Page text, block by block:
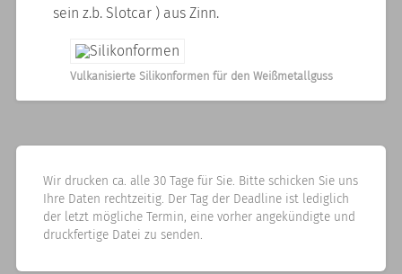
sein z.b. Slotcar ) aus Zinn.
Vulkanisierte Silikonformen für den Weißmetallguss
Wir drucken ca. alle 30 Tage für Sie. Bitte schicken Sie uns
Ihre Daten rechtzeitig. Der Tag der Deadline ist lediglich
der letzt mögliche Termin, eine vorher angekündigte und
druckfertige Datei zu senden.